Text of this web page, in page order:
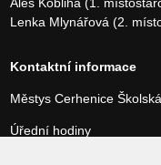
Lenka Mlynářová (2.
Kontaktní informace
Městys Cerhenice
Úřední hodiny